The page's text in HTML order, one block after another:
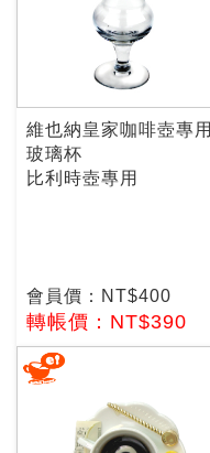
維也納皇家咖啡壺專用
玻璃杯
比利時壺專用
會員價：NT$400
轉帳價：NT$390